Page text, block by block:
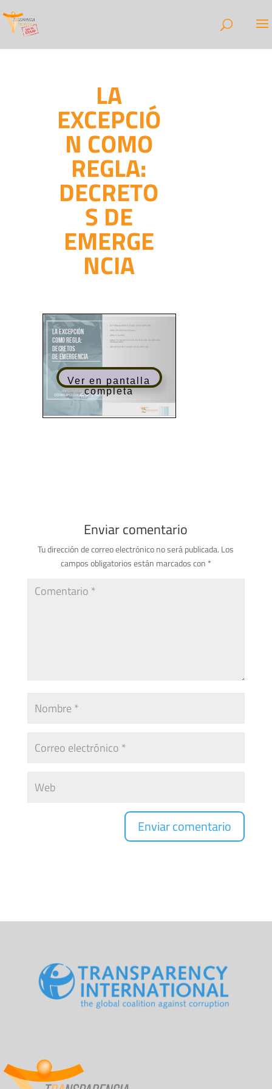
LA
EXCEPCIÓ
N COMO
REGLA:
DECRETO
S DE
EMERGE
NCIA
Ver en pantalla
completa
Enviar comentario
Tu dirección de correo electrónico no será publicada. Los
campos obligatorios están marcados con *